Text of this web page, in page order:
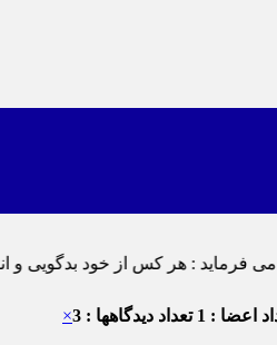
کند٬ خود را اصلاح کرده و هر کس خودستایی نماید٬ پس به تحقیق خویش را تباه نموده است.
اعضا : 1 تعداد دیدگاهها : 3 ×